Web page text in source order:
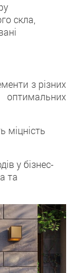
скла,
з різних
міцність
у бізнес-
та